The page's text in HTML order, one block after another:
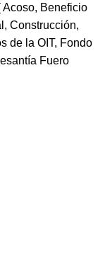
Acoso, Beneficio
Construcción,
de la OIT, Fondo
Fuero